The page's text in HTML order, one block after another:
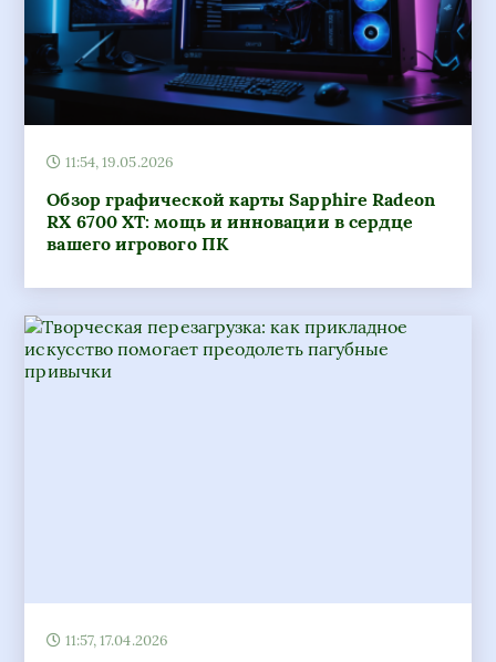
11:54, 19.05.2026
Обзор графической карты Sapphire Radeon
RX 6700 XT: мощь и инновации в сердце
вашего игрового ПК
11:57, 17.04.2026